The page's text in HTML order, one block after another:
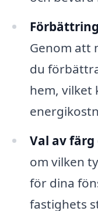
Genom att
du
hem, vilket
Val av
om vilken
för dina
fastighets